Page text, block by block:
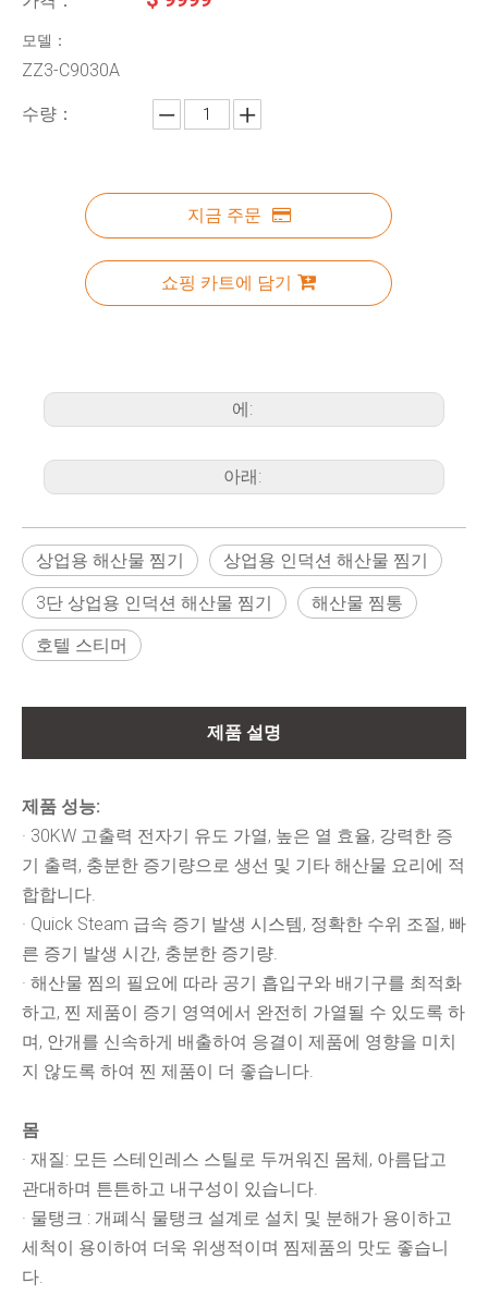
모델：
ZZ3-C9030A
수량：
지금 주문
쇼핑 카트에 담기
에:
아래:
상업용 해산물 찜기 상업용 인덕션 해산물 찜기
3단 상업용 인덕션 해산물 찜기 해산물 찜통
호텔 스티머
제품 설명
제품 성능:
· 30KW 고출력 전자기 유도 가열, 높은 열 효율, 강력한 증
기 출력, 충분한 증기량으로 생선 및 기타 해산물 요리에 적
합합니다.
· Quick Steam 급속 증기 발생 시스템, 정확한 수위 조절, 빠
른 증기 발생 시간, 충분한 증기량.
· 해산물 찜의 필요에 따라 공기 흡입구와 배기구를 최적화
하고, 찐 제품이 증기 영역에서 완전히 가열될 수 있도록 하
며, 안개를 신속하게 배출하여 응결이 제품에 영향을 미치
지 않도록 하여 찐 제품이 더 좋습니다.
몸
· 재질: 모든 스테인레스 스틸로 두꺼워진 몸체, 아름답고
관대하며 튼튼하고 내구성이 있습니다.
· 물탱크 : 개폐식 물탱크 설계로 설치 및 분해가 용이하고
세척이 용이하여 더욱 위생적이며 찜제품의 맛도 좋습니
다.